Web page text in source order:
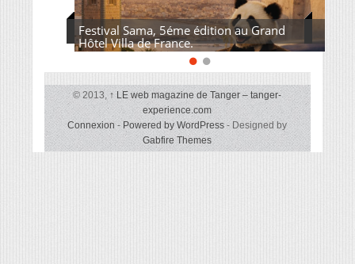
Festival Sama, 5éme édition au Grand
Hôtel Villa de France.
© 2013,↑ LE web magazine de Tanger – tanger-
experience.com
Connexion-Powered by WordPress- Designed by
Gabfire Themes